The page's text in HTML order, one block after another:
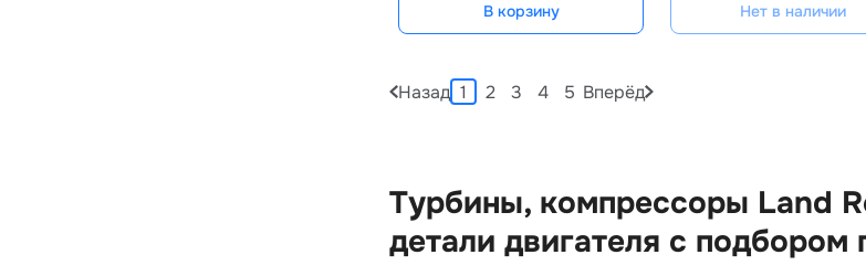
В корзину Нет в наличии
Назад 1 2 3 4 5 Вперёд
Турбины, компрессоры Land
детали двигателя с подбором